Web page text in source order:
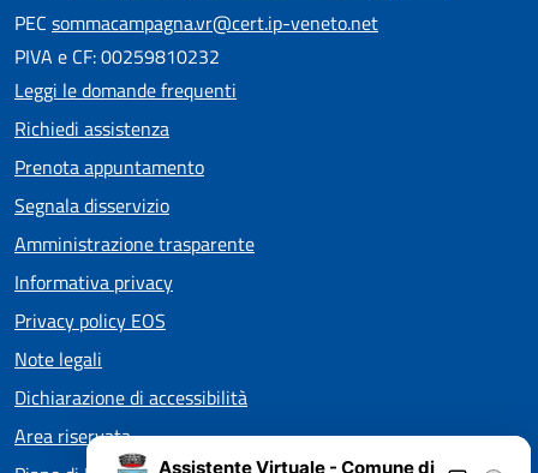
PEC sommacampagna.vr@cert.ip-veneto.net
PIVA e CF: 00259810232
Leggi le domande frequenti
Richiedi assistenza
Prenota appuntamento
Segnala disservizio
Amministrazione trasparente
Informativa privacy
Privacy policy EOS
Note legali
Dichiarazione di accessibilità
Area riservata
Assistente Virtuale - Comune di